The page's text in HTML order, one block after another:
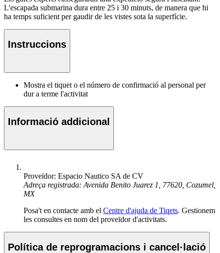
L'escapada submarina dura entre 25 i 30 minuts, de manera que hi
ha temps suficient per gaudir de les vistes sota la superfície.
Instruccions
Mostra el tiquet o el número de confirmació al personal per
dur a terme l'activitat
Informació addicional
Proveïdor: Espacio Nautico SA de CV
Adreça registrada: Avenida Benito Juarez 1, 77620, Cozumel,
MX
Posa't en contacte amb el Centre d'ajuda de Tiqets. Gestionem
les consultes en nom del proveïdor d'activitats.
Política de reprogramacions i cancel·lació